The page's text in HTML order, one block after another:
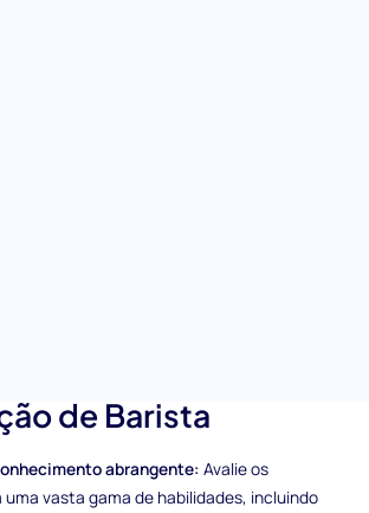
de Barista
abrangente: Avalie os
vasta gama de habilidades, incluindo